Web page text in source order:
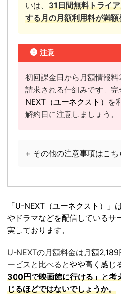
いは、 31日間無料トライ
する月の月額利用料が満
注意
初回課金日から月額情報料
請求される仕組みです。完
NEXT（ユーネクスト） を
解約日に注意しましょう。
+ その他の注意事項はこち
「U-NEXT（ユーネクスト）」
やドラマなどを配信しているサ
実しております。
U-NEXTの月額料金は月額2,189
ービスと比べるとやや高く感じ
300円で映画館に行ける」と考
じるほどではないでしょうか。